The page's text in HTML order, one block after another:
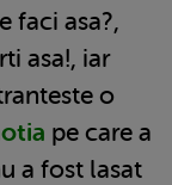
faci asa?,
asa!, iar
o
pe care a
a fost lasat